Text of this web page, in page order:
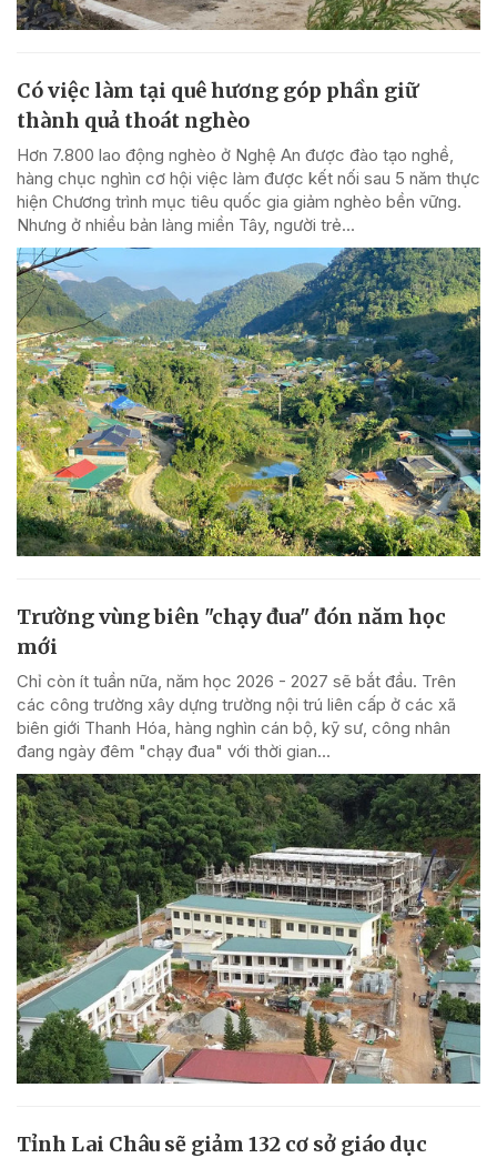
Có việc làm tại quê hương góp phần giữ
thành quả thoát nghèo
Hơn 7.800 lao động nghèo ở Nghệ An được đào tạo nghề,
hàng chục nghìn cơ hội việc làm được kết nối sau 5 năm thực
hiện Chương trình mục tiêu quốc gia giảm nghèo bền vững.
Nhưng ở nhiều bản làng miền Tây, người trẻ...
Trường vùng biên "chạy đua" đón năm học
mới
Chỉ còn ít tuần nữa, năm học 2026 - 2027 sẽ bắt đầu. Trên
các công trường xây dựng trường nội trú liên cấp ở các xã
biên giới Thanh Hóa, hàng nghìn cán bộ, kỹ sư, công nhân
đang ngày đêm "chạy đua" với thời gian...
Tỉnh Lai Châu sẽ giảm 132 cơ sở giáo dục